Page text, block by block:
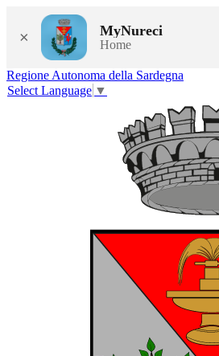
× MyNureci
Home
Regione Autonoma della Sardegna
Select Language ▼